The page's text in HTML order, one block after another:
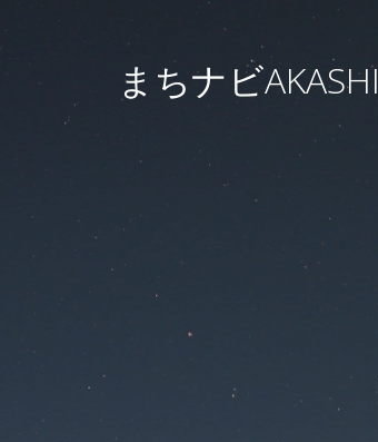
まちナビAKASHI